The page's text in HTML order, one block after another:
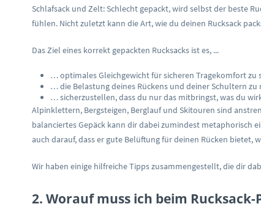
Schlafsack und Zelt: Schlecht gepackt, wird selbst der beste
fühlen. Nicht zuletzt kann die Art, wie du deinen Rucksack
Das Ziel eines korrekt gepackten Rucksacks ist es, ...
… optimales Gleichgewicht für sicheren Tragekomfort zu
… die Belastung deines Rückens und deiner Schultern zu
… sicherzustellen, dass du nur das mitbringst, was du
Alpinklettern, Bergsteigen, Berglauf und Skitouren sind
balanciertes Gepäck kann dir dabei zumindest metaphorisch
auch darauf, dass er gute Belüftung für deinen Rücken bietet,
Wir haben einige hilfreiche Tipps zusammengestellt, die dir
2. Worauf muss ich beim Rucksack-